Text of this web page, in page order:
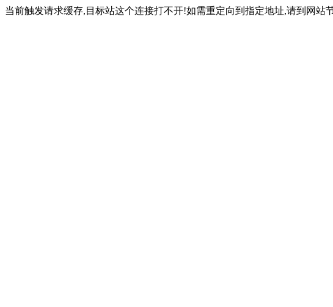
当前触发请求缓存,目标站这个连接打不开!如需重定向到指定地址,请到网站